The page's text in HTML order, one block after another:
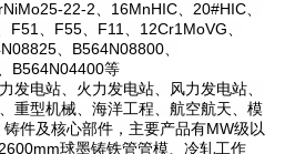
22-2、 16MnHIC、 20#HIC、
F51、 F55、 F11、 12Cr1MoVG、
、 B564N08800、
B564N04400等
发电站、火力发电站、风力发电站、
重型机械、海洋工程、航空航天、模
件及核心部件，主要产品有MW级以
球墨铸铁管管模、冷轧工作